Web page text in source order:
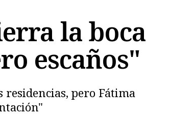
la boca
escaños"
residencias, pero Fátima